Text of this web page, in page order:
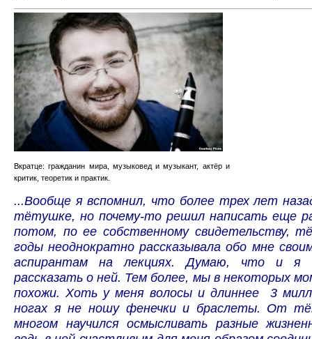
Вкратце: гражданин мира, музыковед и музыкант, актёр и
критик, теоретик и практик.
...Вообще я вспомнил, что более трех лет
тётушке, но почему-то решил написать еще
потом, по ее собственному свидетельству,
годы неоднократно рассказывала обо мне
аспирантам на лекциях. Думаю, что и я
рассказать о ней. Тем более, мы в некоторых
похожи. Хоть у меня волосы и длиннее 3
ногах я не ношу фенечки и браслеты. От
многом научился осмысливать разные